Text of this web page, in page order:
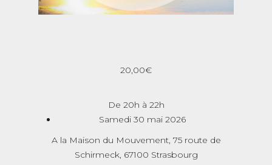
20,00€
De 20h à 22h
Samedi 30 mai 2026
A la Maison du Mouvement, 75 route de
Schirmeck, 67100 Strasbourg